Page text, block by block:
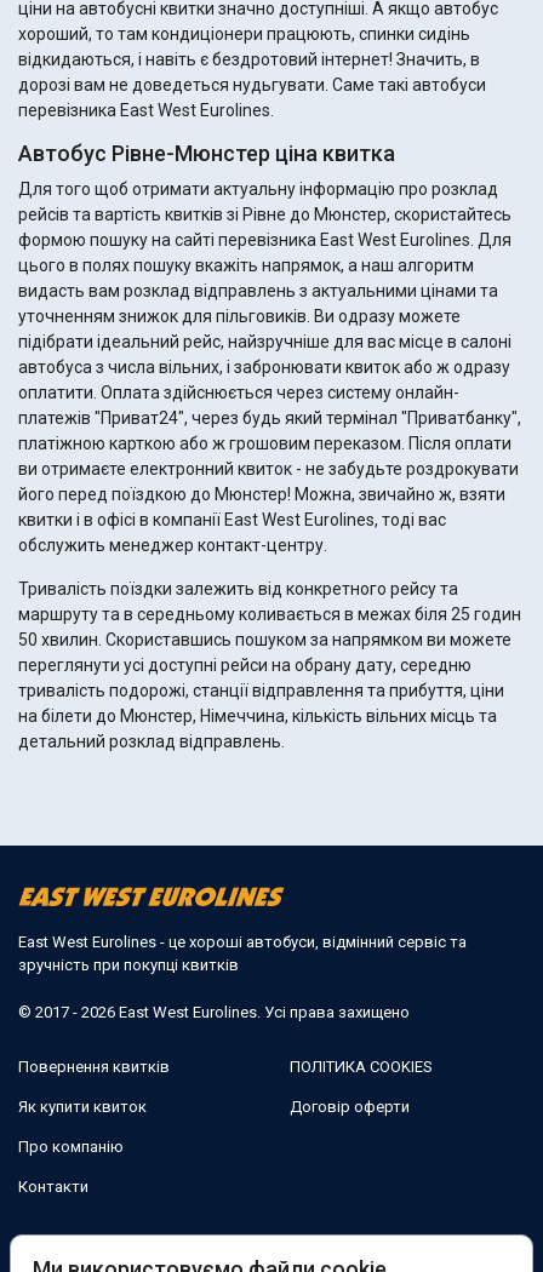
ціни на автобусні квитки значно доступніші. А якщо автобус
хороший, то там кондиціонери працюють, спинки сидінь
відкидаються, і навіть є бездротовий інтернет! Значить, в
дорозі вам не доведеться нудьгувати. Саме такі автобуси
перевізника East West Eurolines.
Автобус Рівне-Мюнстер ціна квитка
Для того щоб отримати актуальну інформацію про розклад
рейсів та вартість квитків зі Рівне до Мюнстер, скористайтесь
формою пошуку на сайті перевізника East West Eurolines. Для
цього в полях пошуку вкажіть напрямок, а наш алгоритм
видасть вам розклад відправлень з актуальними цінами та
уточненням знижок для пільговиків. Ви одразу можете
підібрати ідеальний рейс, найзручніше для вас місце в салоні
автобуса з числа вільних, і забронювати квиток або ж одразу
оплатити. Оплата здійснюється через систему онлайн-
платежів "Приват24", через будь який термінал "Приватбанку",
платіжною карткою або ж грошовим переказом. Після оплати
ви отримаєте електронний квиток - не забудьте роздрокувати
його перед поїздкою до Мюнстер! Можна, звичайно ж, взяти
квитки і в офісі в компанії East West Eurolines, тоді вас
обслужить менеджер контакт-центру.
Тривалість поїздки залежить від конкретного рейсу та
маршруту та в середньому коливається в межах біля 25 годин
50 хвилин. Скориставшись пошуком за напрямком ви можете
переглянути усі доступні рейси на обрану дату, середню
тривалість подорожі, станції відправлення та прибуття, ціни
на білети до Мюнстер, Німеччина, кількість вільних місць та
детальний розклад відправлень.
East West Eurolines - це хороші автобуси, відмінний сервіс та
зручність при покупці квитків
© 2017 - 2026 East West Eurolines. Усі права захищено
Повернення квитків
Як купити квиток
Про компанію
Контакти
ПОЛІТИКА COOKIES
Договір оферти